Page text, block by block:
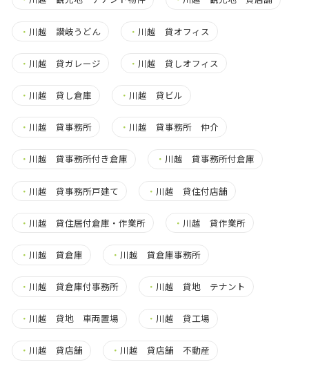
・ 川越 讃岐うどん ・ 川越 貸オフィス
・ 川越 貸ガレージ ・ 川越 貸しオフィス
・ 川越 貸し倉庫 ・ 川越 貸ビル
・ 川越 貸事務所 ・ 川越 貸事務所 仲介
・ 川越 貸事務所付き倉庫 ・ 川越 貸事務所付倉庫
・ 川越 貸事務所戸建て ・ 川越 貸住付店舗
・ 川越 貸住居付倉庫・作業所 ・ 川越 貸作業所
・ 川越 貸倉庫 ・ 川越 貸倉庫事務所
・ 川越 貸倉庫付事務所 ・ 川越 貸地 テナント
・ 川越 貸地 車両置場 ・ 川越 貸工場
・ 川越 貸店舗 ・ 川越 貸店舗 不動産